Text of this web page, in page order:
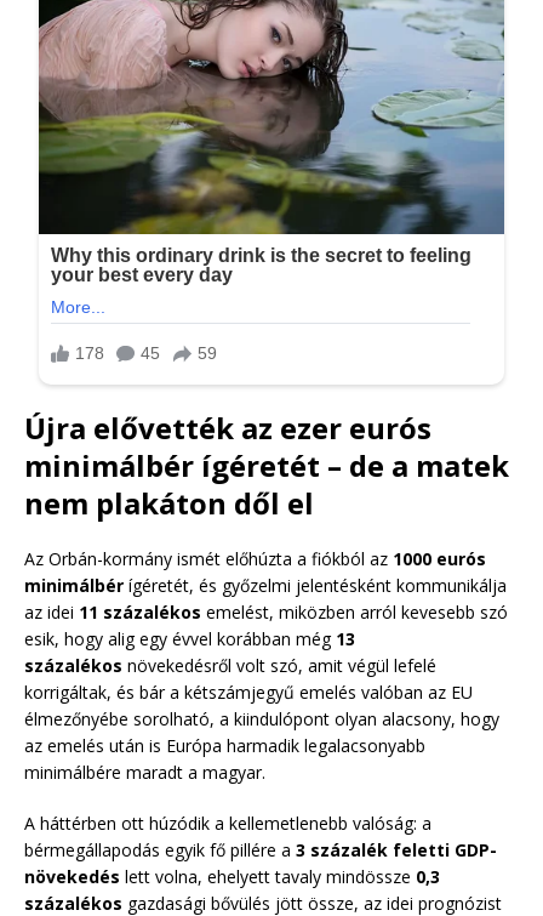
Újra elővették az ezer eurós
minimálbér ígéretét – de a matek
nem plakáton dől el
Az Orbán-kormány ismét előhúzta a fiókból az 1000 eurós
minimálbér ígéretét, és győzelmi jelentésként kommunikálja
az idei 11 százalékos emelést, miközben arról kevesebb szó
esik, hogy alig egy évvel korábban még 13
százalékos növekedésről volt szó, amit végül lefelé
korrigáltak, és bár a kétszámjegyű emelés valóban az EU
élmezőnyébe sorolható, a kiindulópont olyan alacsony, hogy
az emelés után is Európa harmadik legalacsonyabb
minimálbére maradt a magyar.
A háttérben ott húzódik a kellemetlenebb valóság: a
bérmegállapodás egyik fő pillére a 3 százalék feletti GDP-
növekedés lett volna, ehelyett tavaly mindössze 0,3
százalékos gazdasági bővülés jött össze, az idei prognózist